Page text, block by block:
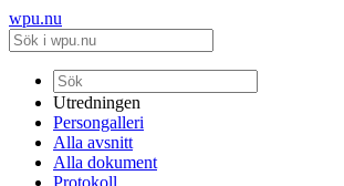
wpu.nu
Utredningen
Persongalleri
Alla avsnitt
Alla dokument
Protokoll